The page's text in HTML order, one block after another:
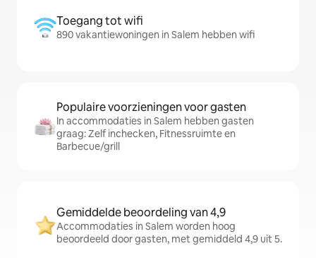
Toegang tot wifi
890 vakantiewoningen in Salem hebben wifi
Populaire voorzieningen voor gasten
In accommodaties in Salem hebben gasten
graag: Zelf inchecken, Fitnessruimte en
Barbecue/grill
Gemiddelde beoordeling van 4,9
Accommodaties in Salem worden hoog
beoordeeld door gasten, met gemiddeld 4,9 uit 5.